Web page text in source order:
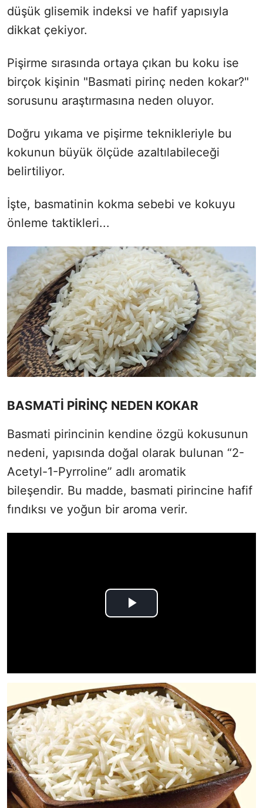
düşük glisemik indeksi ve hafif yapısıyla
dikkat çekiyor.
Pişirme sırasında ortaya çıkan bu koku ise
birçok kişinin "Basmati pirinç neden kokar?"
sorusunu araştırmasına neden oluyor.
Doğru yıkama ve pişirme teknikleriyle bu
kokunun büyük ölçüde azaltılabileceği
belirtiliyor.
İşte, basmatinin kokma sebebi ve kokuyu
önleme taktikleri...
BASMATİ PİRİNÇ NEDEN KOKAR
Basmati pirincinin kendine özgü kokusunun
nedeni, yapısında doğal olarak bulunan “2-
Acetyl-1-Pyrroline” adlı aromatik
bileşendir. Bu madde, basmati pirincine hafif
fındıksı ve yoğun bir aroma verir.